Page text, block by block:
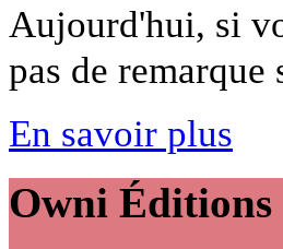
Aujourd'hui, si
pas de
En savoir plus
Owni Éditions